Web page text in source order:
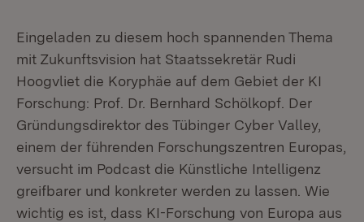
Eingeladen zu diesem hoch spannenden Thema
mit Zukunftsvision hat Staatssekretär Rudi
Hoogvliet die Koryphäe auf dem Gebiet der KI
Forschung: Prof. Dr. Bernhard Schölkopf. Der
Gründungsdirektor des Tübinger Cyber Valley,
einem der führenden Forschungszentren Europas,
versucht im Podcast die Künstliche Intelligenz
greifbarer und konkreter werden zu lassen. Wie
wichtig es ist, dass KI-Forschung von Europa aus